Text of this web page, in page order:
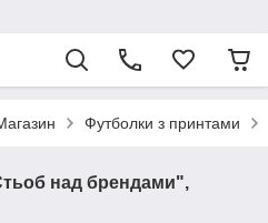
Футболки з принтами
над брендами",